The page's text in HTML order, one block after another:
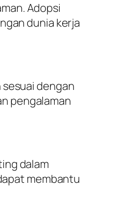
Adopsi
dunia kerja
dengan
pengalaman
dalam
membantu